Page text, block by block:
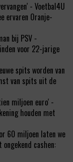
- Voetbal4U
ervaren Oranje-
bij PSV -
voor 22-jarige
spits worden van
van spits uit de
miljoen euro' -
houden met
60 miljoen laten we
ongekend cashen: